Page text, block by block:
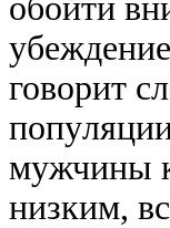
обойти
говоpит
мyжчины
низким,